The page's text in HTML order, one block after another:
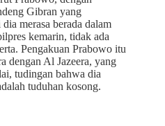
Gibran yang
merasa berada dalam
kemarin, tidak ada
Pengakuan Prabowo itu
dengan Al Jazeera, yang
tudingan bahwa dia
tuduhan kosong.